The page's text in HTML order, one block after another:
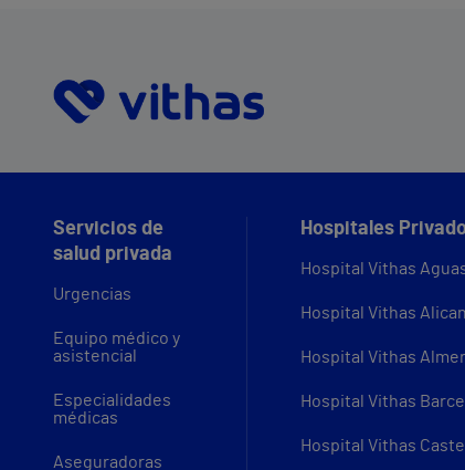
Servicios de
salud privada
Urgencias
Equipo médico y
asistencial
Especialidades
médicas
Aseguradoras
Hospitales
Hospital Vithas
Hospital Vithas
Hospital Vithas
Hospital Vithas
Hospital Vithas